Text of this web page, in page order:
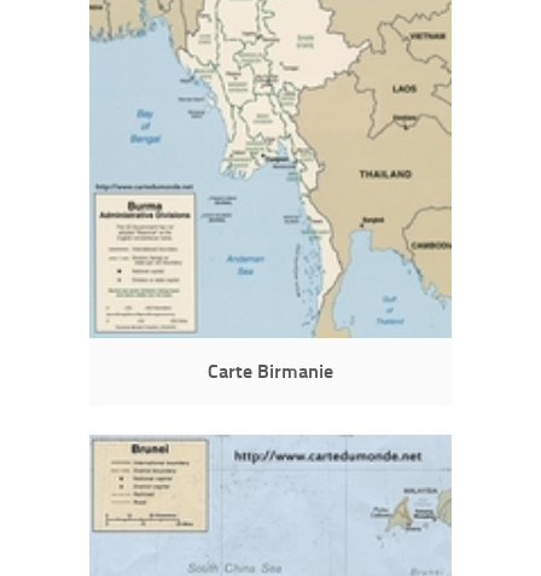
Carte Birmanie